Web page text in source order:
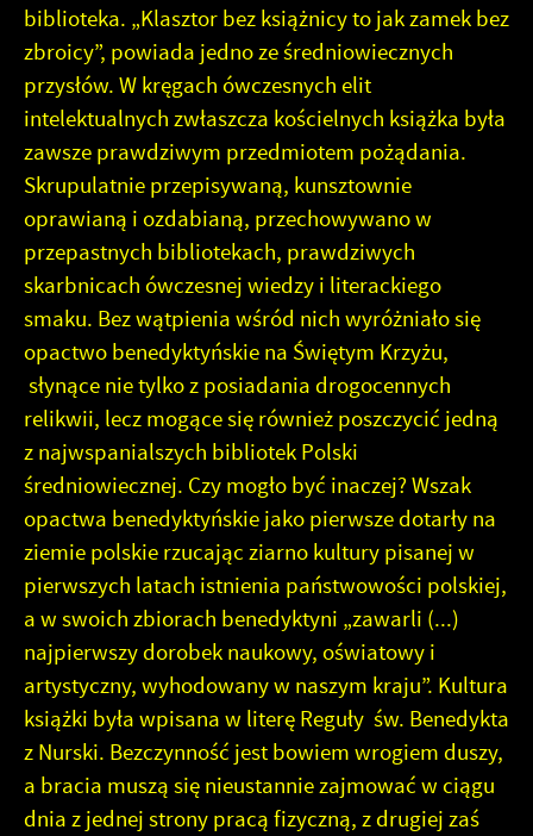
biblioteka. „Klasztor bez książnicy to jak zamek bez
zbroicy”, powiada jedno ze średniowiecznych
przysłów. W kręgach ówczesnych elit
intelektualnych zwłaszcza kościelnych książka była
zawsze prawdziwym przedmiotem pożądania.
Skrupulatnie przepisywaną, kunsztownie
oprawianą i ozdabianą, przechowywano w
przepastnych bibliotekach, prawdziwych
skarbnicach ówczesnej wiedzy i literackiego
smaku. Bez wątpienia wśród nich wyróżniało się
opactwo benedyktyńskie na Świętym Krzyżu,
słynące nie tylko z posiadania drogocennych
relikwii, lecz mogące się również poszczycić jedną
z najwspanialszych bibliotek Polski
średniowiecznej. Czy mogło być inaczej? Wszak
opactwa benedyktyńskie jako pierwsze dotarły na
ziemie polskie rzucając ziarno kultury pisanej w
pierwszych latach istnienia państwowości polskiej,
a w swoich zbiorach benedyktyni „zawarli (...)
najpierwszy dorobek naukowy, oświatowy i
artystyczny, wyhodowany w naszym kraju”. Kultura
książki była wpisana w literę Reguły św. Benedykta
z Nurski. Bezczynność jest bowiem wrogiem duszy,
a bracia muszą się nieustannie zajmować w ciągu
dnia z jednej strony pracą fizyczną, z drugiej zaś